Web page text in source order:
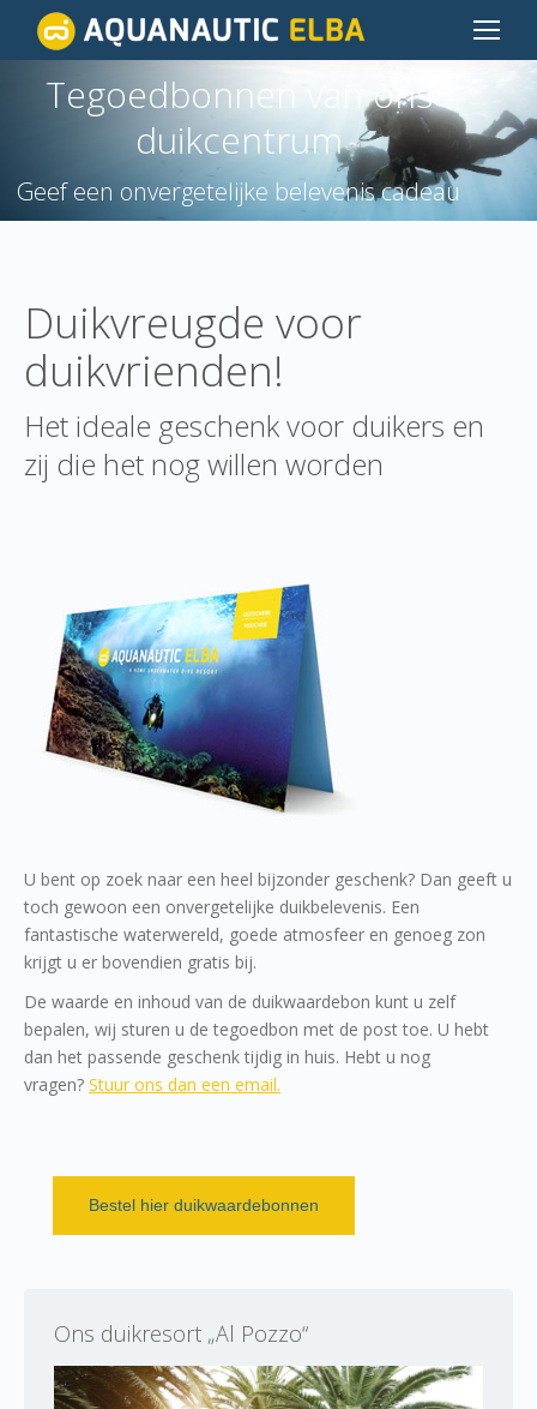
Tegoedbonnen van ons
duikcentrum
Geef een onvergetelijke belevenis cadeau
Je bent hier:
Duikvreugde voor
duikvrienden!
Het ideale geschenk voor duikers en
zij die het nog willen worden
U bent op zoek naar een heel bijzonder geschenk? Dan geeft u
toch gewoon een onvergetelijke duikbelevenis. Een
fantastische waterwereld, goede atmosfeer en genoeg zon
krijgt u er bovendien gratis bij.
De waarde en inhoud van de duikwaardebon kunt u zelf
bepalen, wij sturen u de tegoedbon met de post toe. U hebt
dan het passende geschenk tijdig in huis. Hebt u nog
vragen? Stuur ons dan een email.
Bestel hier duikwaardebonnen
Ons duikresort „Al Pozzo“